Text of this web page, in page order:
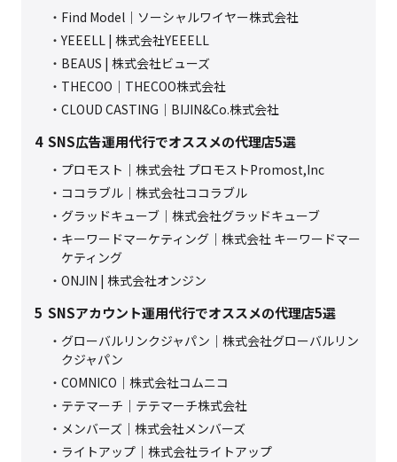
Find Model｜ソーシャルワイヤー株式会社
YEEELL | 株式会社YEEELL
BEAUS | 株式会社ビューズ
THECOO｜THECOO株式会社
CLOUD CASTING｜BIJIN&Co.株式会社
4 SNS広告運用代行でオススメの代理店5選
プロモスト｜株式会社 プロモストPromost,Inc
ココラブル｜株式会社ココラブル
グラッドキューブ｜株式会社グラッドキューブ
キーワードマーケティング｜株式会社 キーワードマー
ケティング
ONJIN | 株式会社オンジン
5 SNSアカウント運用代行でオススメの代理店5選
グローバルリンクジャパン｜株式会社グローバルリン
クジャパン
COMNICO｜株式会社コムニコ
テテマーチ｜テテマーチ株式会社
メンバーズ｜株式会社メンバーズ
ライトアップ｜株式会社ライトアップ